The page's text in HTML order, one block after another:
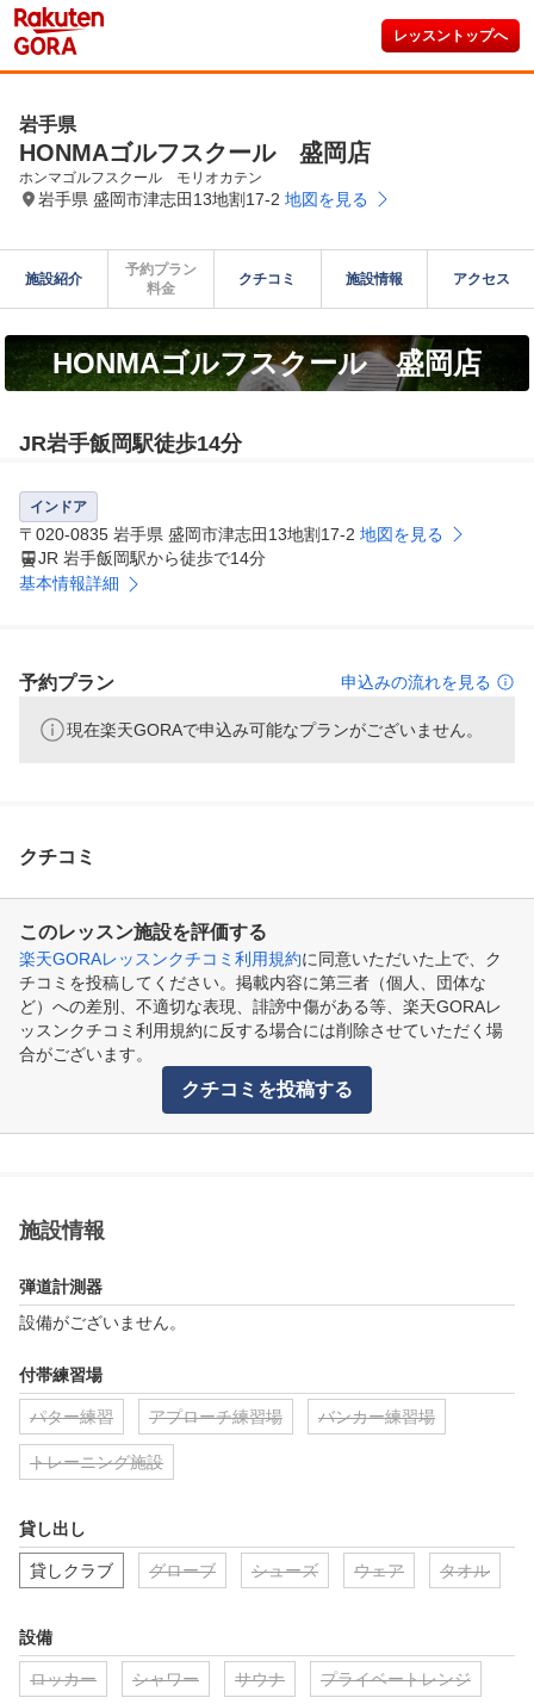
レッスントップへ
岩手県
HONMAゴルフスクール 盛岡店
ホンマゴルフスクール　モリオカテン
岩手県 盛岡市津志田13地割17-2 地図を見る
施設紹介
予約プラン
料金
クチコミ 施設情報 アクセス
HONMAゴルフスクール 盛岡店
JR岩手飯岡駅徒歩14分
インドア
〒020-0835 岩手県 盛岡市津志田13地割17-2 地図を見る
JR 岩手飯岡駅から徒歩で14分
基本情報詳細
予約プラン 申込みの流れを見る
現在楽天GORAで申込み可能なプランがございません。
クチコミ
このレッスン施設を評価する
楽天GORAレッスンクチコミ利用規約に同意いただいた上で、ク
チコミを投稿してください。掲載内容に第三者（個人、団体な
ど）への差別、不適切な表現、誹謗中傷がある等、楽天GORAレ
ッスンクチコミ利用規約に反する場合には削除させていただく場
合がございます。
クチコミを投稿する
施設情報
弾道計測器
設備がございません。
付帯練習場
パター練習 アプローチ練習場 バンカー練習場
トレーニング施設
貸し出し
貸しクラブ グローブ シューズ ウェア タオル
設備
ロッカー シャワー サウナ プライベートレンジ